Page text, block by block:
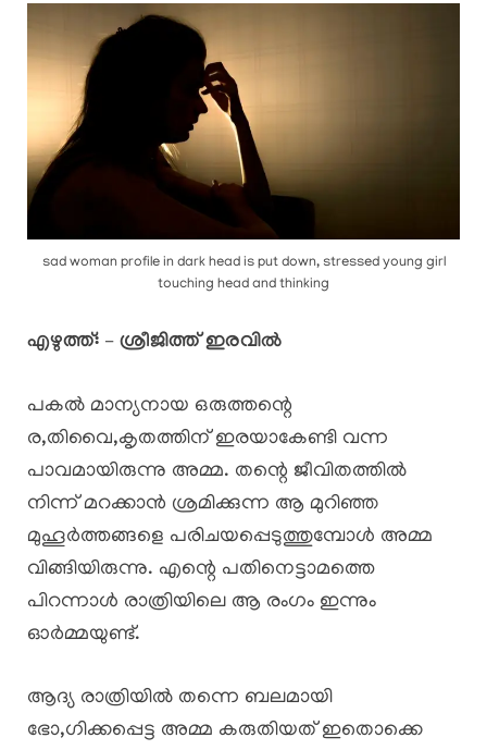
sad woman profile in dark head is put down, stressed young girl
touching head and thinking
എഴുത്ത്: – ശ്രീജിത്ത് ഇരവിൽ
പകൽ മാന്യനായ ഒരുത്തന്റെ
ര,തിവൈ,കൃതത്തിന് ഇരയാകേണ്ടി വന്ന
പാവമായിരുന്നു അമ്മ. തന്റെ ജീവിതത്തിൽ
നിന്ന് മറക്കാൻ ശ്രമിക്കുന്ന ആ മുറിഞ്ഞ
മുഹൂർത്തങ്ങളെ പരിചയപ്പെടുത്തുമ്പോൾ അമ്മ
വിങ്ങിയിരുന്നു. എന്റെ പതിനെട്ടാമത്തെ
പിറന്നാൾ രാത്രിയിലെ ആ രംഗം ഇന്നും
ഓർമ്മയുണ്ട്.
ആദ്യ രാത്രിയിൽ തന്നെ ബലമായി
ഭോ,ഗിക്കപ്പെട്ട അമ്മ കരുതിയത് ഇതൊക്കെ